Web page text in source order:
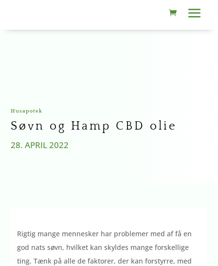
Husapotek
Søvn og Hamp CBD olie
28. APRIL 2022
Rigtig mange mennesker har problemer med af få en
god nats søvn, hvilket kan skyldes mange forskellige
ting. Tænk på alle de faktorer, der kan forstyrre, med